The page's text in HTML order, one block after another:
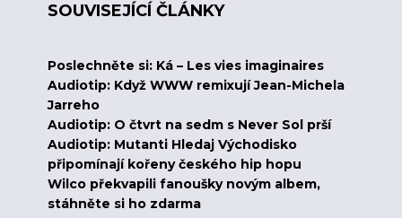
SOUVISEJÍCÍ ČLÁNKY
Poslechněte si: Ká – Les vies imaginaires
Audiotip: Když WWW remixují Jean-Michela
Jarreho
Audiotip: O čtvrt na sedm s Never Sol prší
Audiotip: Mutanti Hledaj Východisko
připomínají kořeny českého hip hopu
Wilco překvapili fanoušky novým albem,
stáhněte si ho zdarma